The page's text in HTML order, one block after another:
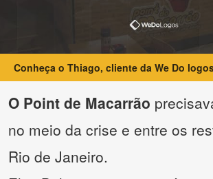
Conheça o Thiago, cliente da We Do
O Point de Macarrão
no meio da crise e entre os
Rio de Janeiro.